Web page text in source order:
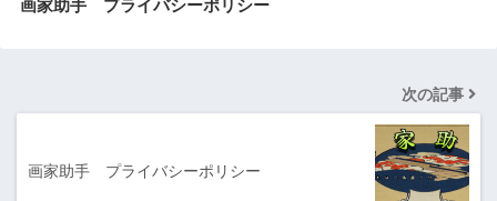
画家助手 プライバシーポリシー
次の記事
画家助手 プライバシーポリシー